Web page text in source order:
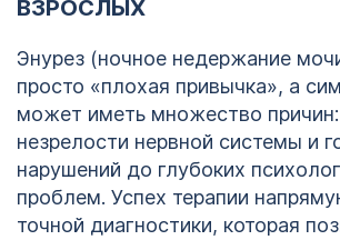
ВЗРОСЛЫХ
Энурез (ночное недержание
просто «плохая привычка», а
может иметь множество
незрелости нервной системы и
нарушений до глубоких
проблем. Успех терапии
точной диагностики, которая